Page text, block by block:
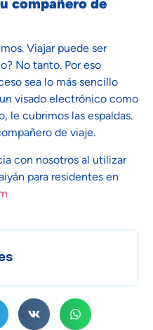
compañero de
Viajar puede ser
No tanto. Por eso
sea lo más sencillo
visado electrónico como
le cubrimos las espaldas.
de viaje.
con nosotros al utilizar
para residentes en